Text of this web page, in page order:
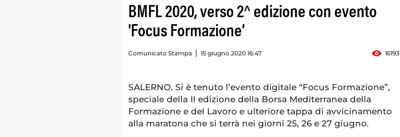
BMFL 2020, verso 2^ edizione con evento
'Focus Formazione’
Comunicato Stampa 15 giugno 2020 16:47 16193
SALERNO. Si è tenuto l’evento digitale “Focus Formazione”,
speciale della II edizione della Borsa Mediterranea della
Formazione e del Lavoro e ulteriore tappa di avvicinamento
alla maratona che si terrà nei giorni 25, 26 e 27 giugno.